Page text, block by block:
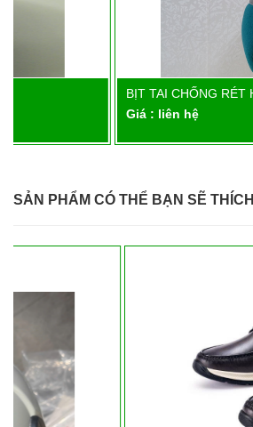
Chi tiết
BỊT TAI CHỐNG RÉT HÀN QUỐC
SẢN PHẨM CÓ THỂ BẠN SẼ THÍCH